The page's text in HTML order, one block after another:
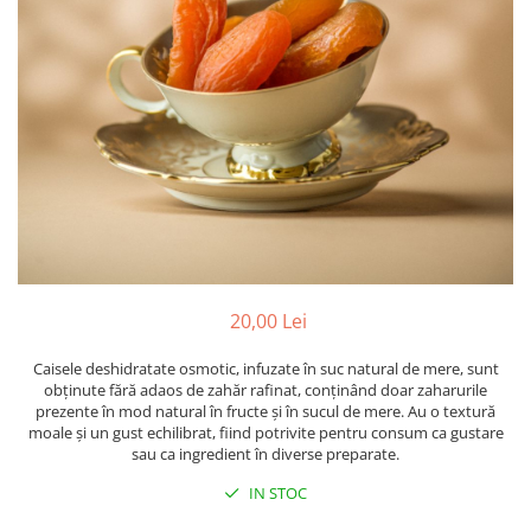
PRODUSE ECO / ORGANICE
PRODUSE ROMÂNEȘTI
COSMETICE
REMEDII NATURISTE
20,00 Lei
Caisele deshidratate osmotic, infuzate în suc natural de mere, sunt
obținute fără adaos de zahăr rafinat, conținând doar zaharurile
prezente în mod natural în fructe și în sucul de mere. Au o textură
moale și un gust echilibrat, fiind potrivite pentru consum ca gustare
sau ca ingredient în diverse preparate.
IN STOC